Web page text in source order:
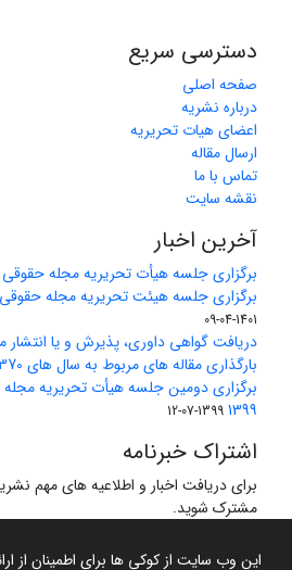
این وب سایت از کوکی ها برای اطمینان از
دسترسی سریع
صفحه اصلی
درباره نشریه
اعضای هیات تحریریه
ارسال مقاله
تماس با ما
نقشه سایت
آخرین اخبار
برگزاری جلسه هیأت تحریریه مجله
برگزاری جلسه هیئت تحریریه مجله حقوقی
1401-04-09
دریافت گواهی داوری، پذیرش و یا انتشار
بارگذاری مقاله های مربوط به سال های 1370 تا 1385
برگزاری دومین جلسه هیأت تحریریه
1399
1399-07-12
اشتراک خبرنامه
برای دریافت اخبار و اطلاعیه های مهم
مشترک شوید.